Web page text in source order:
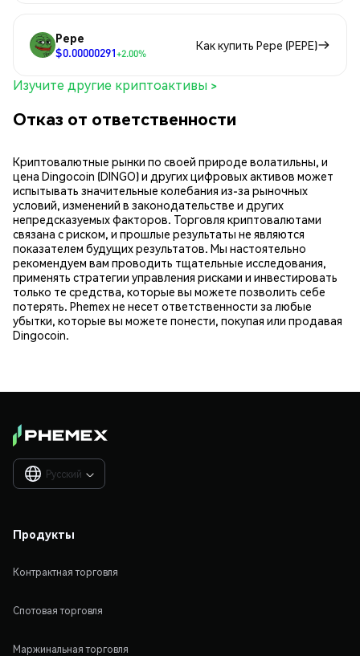
Pepe
$0.00000291+2.00%
Как купить Pepe (PEPE)
Изучите другие криптоактивы >
Отказ от ответственности
Криптовалютные рынки по своей природе волатильны, и
цена Dingocoin (DINGO) и других цифровых активов может
испытывать значительные колебания из-за рыночных
условий, изменений в законодательстве и других
непредсказуемых факторов. Торговля криптовалютами
связана с риском, и прошлые результаты не являются
показателем будущих результатов. Мы настоятельно
рекомендуем вам проводить тщательные исследования,
применять стратегии управления рисками и инвестировать
только те средства, которые вы можете позволить себе
потерять. Phemex не несет ответственности за любые
убытки, которые вы можете понести, покупая или продавая
Dingocoin.
Русский 
Продукты
Контрактная торговля
Спотовая торговля
Маржинальная торговля